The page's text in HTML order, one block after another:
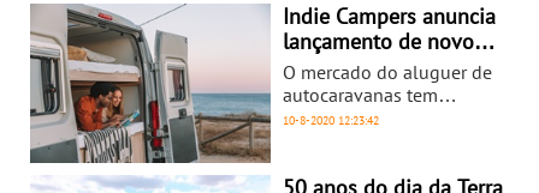
Indie Campers anuncia
lançamento de novo
marketplace de aluguer
de autocaravanas
O mercado do aluguer de
autocaravanas tem
apresentado um
avolumado por inúmeros
10-8-2020 12:23:42